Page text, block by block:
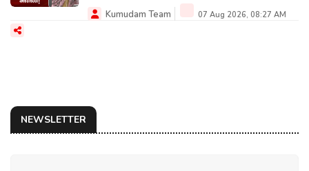
Kumudam Team 07 Aug 2026, 08:27 AM
NEWSLETTER